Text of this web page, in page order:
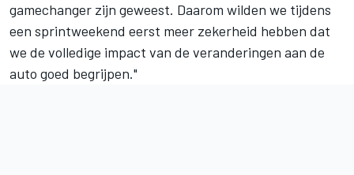
gamechanger zijn geweest. Daarom wilden we tijdens
een sprintweekend eerst meer zekerheid hebben dat
we de volledige impact van de veranderingen aan de
auto goed begrijpen."